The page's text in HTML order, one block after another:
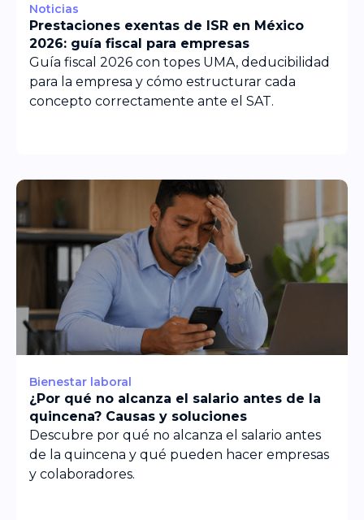
Noticias
Prestaciones exentas de ISR en México
2026: guía fiscal para empresas
Guía fiscal 2026 con topes UMA, deducibilidad
para la empresa y cómo estructurar cada
concepto correctamente ante el SAT.
Bienestar laboral
¿Por qué no alcanza el salario antes de la
quincena? Causas y soluciones
Descubre por qué no alcanza el salario antes
de la quincena y qué pueden hacer empresas
y colaboradores.